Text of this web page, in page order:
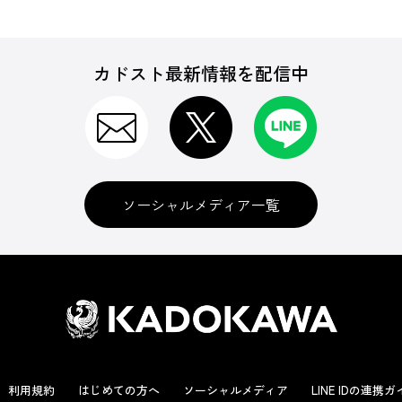
カドスト最新情報を配信中
ソーシャルメディア一覧
利用規約 はじめての方へ ソーシャルメディア LINE IDの連携ガ